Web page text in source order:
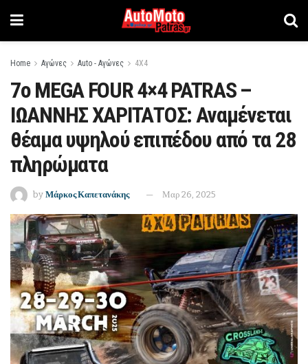
Home Αγώνες Auto - Αγώνες 4Χ4
7ο MEGA FOUR 4×4 PATRAS –
ΙΩΑΝΝΗΣ ΧΑΡΙΤΑΤΟΣ: Αναμένεται
θέαμα υψηλού επιπέδου από τα 28
πληρώματα
by Μάρκος Καπετανάκης Μαρ 26, 2025